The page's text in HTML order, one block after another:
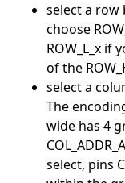
select a row
choose
ROW_L_x if
of the
select a
The
wide has 4
select, pins